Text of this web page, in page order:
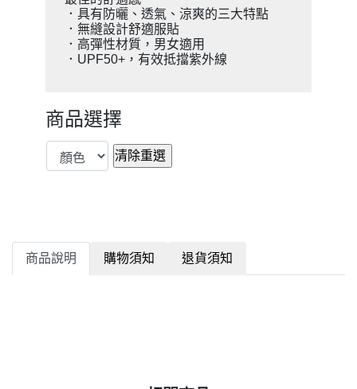
．具有防曬、透氣、涼爽的三大特點
．無縫設計舒適服貼
．高彈性材質，男女適用
．UPF50+，有效抵擋紫外線
商品選擇
商品說明 購物須知 退貨須知